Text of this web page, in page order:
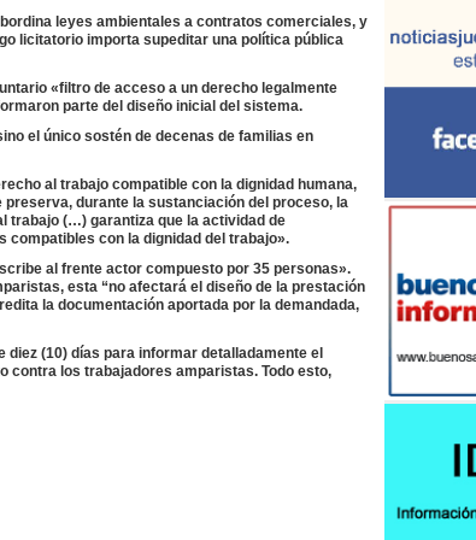
leyes ambientales a contratos comerciales, y
licitatorio importa supeditar una política pública
«filtro de acceso a un derecho legalmente
parte del diseño inicial del sistema.
el único sostén de decenas de familias en
al trabajo compatible con la dignidad humana,
durante la sustanciación del proceso, la
trabajo (…) garantiza que la actividad de
compatibles con la dignidad del trabajo».
al frente actor compuesto por 35 personas».
esta “no afectará el diseño de la prestación
la documentación aportada por la demandada,
(10) días para informar detalladamente el
contra los trabajadores amparistas. Todo esto,